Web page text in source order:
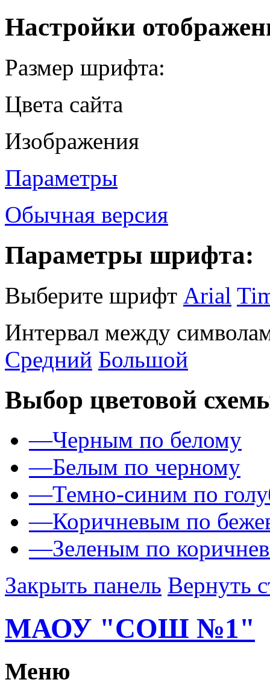
Настройки
Размер шрифта:
Цвета сайта
Изображения
Параметры
Обычная версия
Параметры шрифта:
Выберите шрифт Arial
Интервал между
Средний Большой
Выбор цветовой
—Черным по белому
—Белым по черному
—Темно-синим по
—Коричневым по
—Зеленым по
Закрыть панель Вернуть
МАОУ "СОШ №1"
Меню